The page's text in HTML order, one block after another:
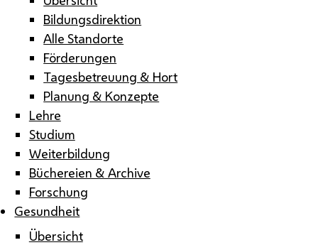
Bildungsdirektion
Alle Standorte
Förderungen
Tagesbetreuung & Hort
Planung & Konzepte
Lehre
Studium
Weiterbildung
Büchereien & Archive
Forschung
Gesundheit
Übersicht